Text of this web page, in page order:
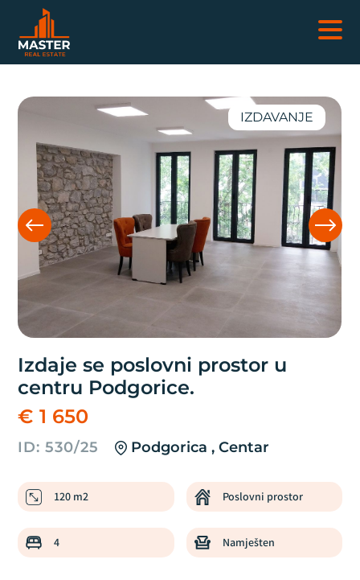
NEKRETNINE
IZDAVANJE
Izdaje se poslovni prostor u
centru Podgorice.
€ 1 650
ID: 530/25 Podgorica , Centar
120 m2 Poslovni prostor
4 Namješten